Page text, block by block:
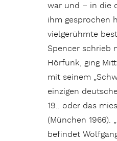
war und – in die
ihm gesprochen
vielgerühmte
Spencer schrieb
Hörfunk, ging
mit seinem
einzigen
19.. oder das
(München 1966).
befindet